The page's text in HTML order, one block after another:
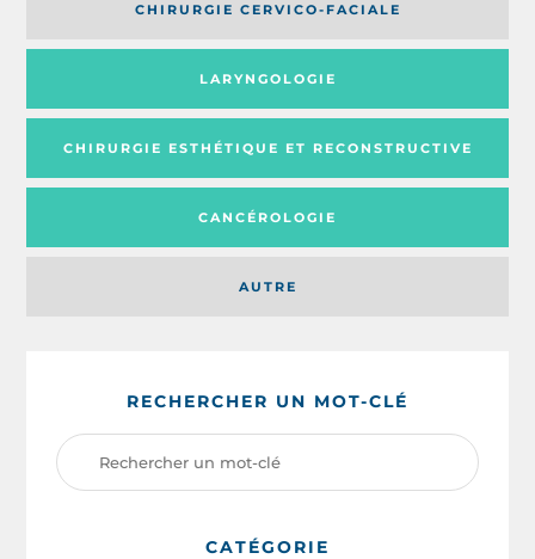
CHIRURGIE CERVICO-FACIALE
AUTRE
LARYNGOLOGIE
CHIRURGIE ESTHÉTIQUE ET RECONSTRUCTIVE
CANCÉROLOGIE
RECHERCHER UN MOT-CLÉ
CATÉGORIE